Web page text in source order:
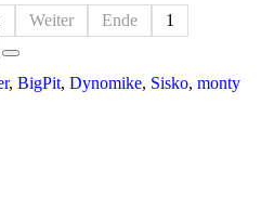
Weiter Ende 1
, BigPit, Dynomike, Sisko, monty